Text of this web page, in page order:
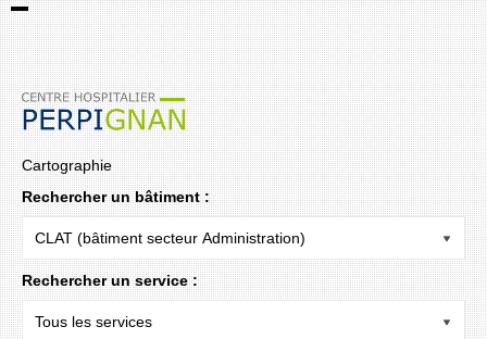
Cartographie
Rechercher un bâtiment :
Rechercher un service :